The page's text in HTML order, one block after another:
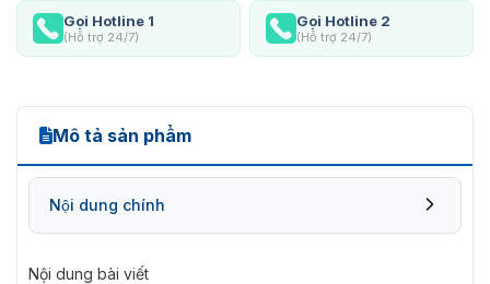
Gọi Hotline 1
(Hỗ trợ 24/7)
Gọi Hotline 2
(Hỗ trợ 24/7)
Mô tả sản phẩm
Nội dung chính
Nội dung bài viết